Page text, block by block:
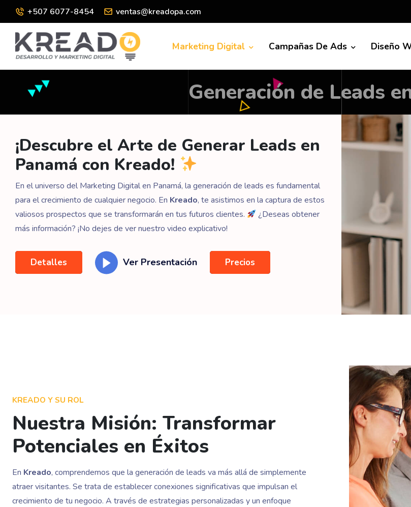
+507 6077-8454 ventas@kreadopa.com
Marketing Digital Campañas De Ads Diseño
Generación de Leads
¡Descubre el Arte de Generar Leads en
Panamá con Kreado!
En el universo del Marketing Digital en Panamá, la generación de leads es fundamental
para el crecimiento de cualquier negocio. En Kreado, te asistimos en la captura de estos
valiosos prospectos que se transformarán en tus futuros clientes.
¿Deseas obtener
más información? ¡No dejes de ver nuestro video explicativo!
Detalles Ver Presentación Precios
KREADO Y SU ROL
Nuestra Misión: Transformar
Potenciales en Éxitos
En Kreado, comprendemos que la generación de leads va más allá de simplemente
atraer visitantes. Se trata de establecer conexiones significativas que impulsan el
crecimiento de tu negocio. A través de estrategias personalizadas y un enfoque